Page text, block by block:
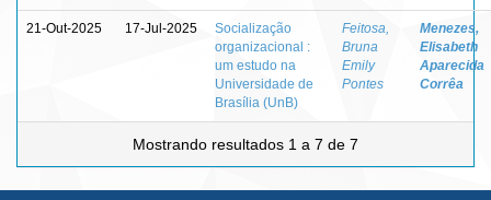
21-Out-2025 17-Jul-2025
Socialização
organizacional :
um estudo na
Universidade de
Brasília (UnB)
Feitosa,
Bruna
Emily
Pontes
Menezes,
Elisabeth
Aparecida
Corrêa
Mostrando resultados 1 a 7 de 7